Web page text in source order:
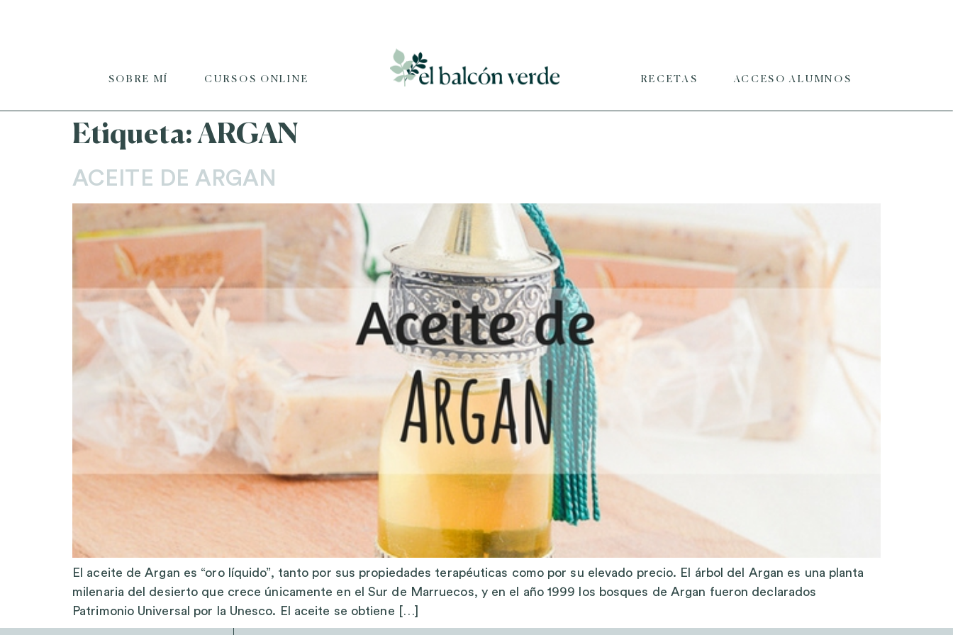
SOBRE MÍ CURSOS ONLINE RECETAS ACCESO ALUMNOS
Etiqueta:ARGAN
ACEITE DE ARGAN
El aceite de Argan es “oro líquido”, tanto por sus propiedades terapéuticas como por su elevado precio. El árbol del Argan es una planta
milenaria del desierto que crece únicamente en el Sur de Marruecos, y en el año 1999 los bosques de Argan fueron declarados
Patrimonio Universal por la Unesco. El aceite se obtiene […]